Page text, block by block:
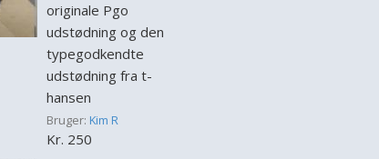
originale Pgo
udstødning og den
typegodkendte
udstødning fra t-
hansen
Bruger: Kim R
Kr. 250